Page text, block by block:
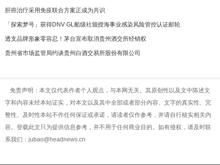
肝癌治疗采用免疫联合方案正成为共识
「探索梦号」获得DNV GL船级社颁授海事业感染风险管控认证邮轮
透支品牌形象零容忍！茅台宣布取消贵州酒交所经销权
贵州省市场监管局约谈贵州白酒交易所股份有限公司
免责声明：本文仅代表作者个人观点，与本网无关。其原创性以及文中陈述文
字和内容未经本站证实，对本文以及其中全部或者部分内容、文字的真实性、完
整性、及时性本站不作任何保证或承诺，请读者仅作参考，并请自行核实相关内
容。登载此文只为提供信息参考，并不用于任何商业目的。如有侵权，请及时联
系我们：jubao@headnews.cn